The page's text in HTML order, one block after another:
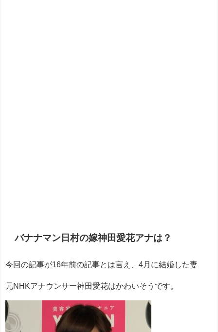
バナナマン日村の嫁神田愛花アナは？
今回の記事が16年前の記事とは言え、4月に結婚した妻
元NHKアナウンサー神田愛花はかわいそうです。